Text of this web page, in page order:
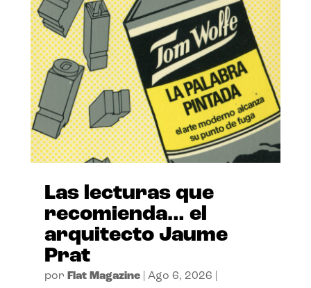
Las lecturas que
recomienda… el
arquitecto Jaume
Prat
por Flat Magazine| Ago 6, 2026